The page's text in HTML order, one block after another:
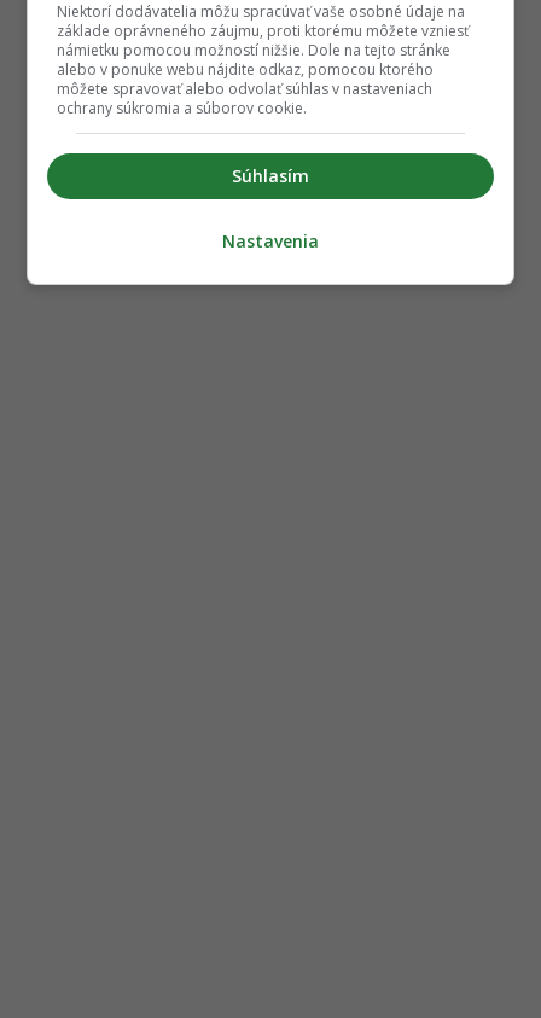
Niektorí dodávatelia môžu spracúvať vaše osobné údaje na
základe oprávneného záujmu, proti ktorému môžete vzniesť
námietku pomocou možností nižšie. Dole na tejto stránke
alebo v ponuke webu nájdite odkaz, pomocou ktorého
môžete spravovať alebo odvolať súhlas v nastaveniach
ochrany súkromia a súborov cookie.
Súhlasím
Nastavenia